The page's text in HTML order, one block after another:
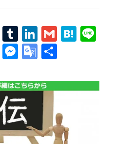
Pinterest
Tumblr
LinkedIn
Gmail
SkypeMessenger
Google